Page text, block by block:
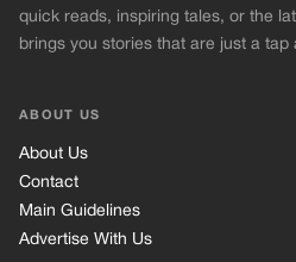
quick reads, inspiring tales, or the
brings you stories that are just a tap
ABOUT US
About Us
Contact
Main Guidelines
Advertise With Us